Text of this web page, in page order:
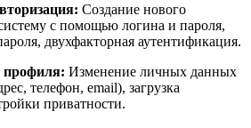
Создание нового
с помощью логина и пароля,
двухфакторная аутентификация.
профиля: Изменение личных данных
телефон, email), загрузка
приватности.